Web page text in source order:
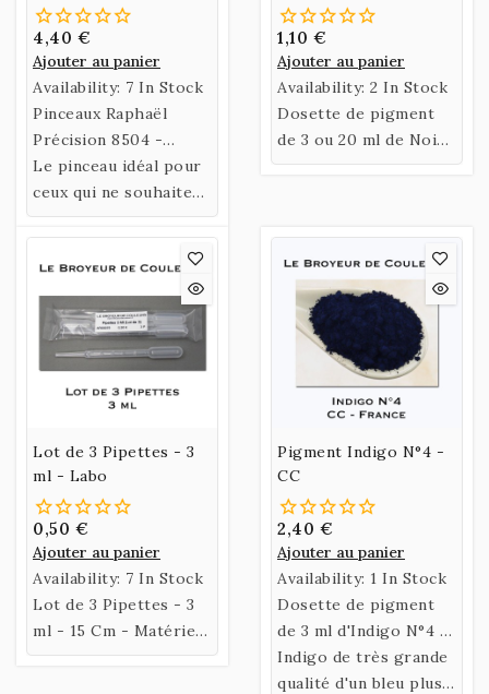
Imitation Martre
4,40 €
Ajouter au panier
Availability: 7 In Stock
Pinceaux Raphaël
Précision 8504 -
Imitation Martre -
Tailles T3/0 - T2/0 -
T0 - T1
Le pinceau idéal pour
ceux qui ne souhaitent
pas utiliser des
pinceaux en Martre
véritable
1,10 €
Ajouter au panier
Availability: 2 In Stock
Dosette de pigment
de 3 ou 20 ml de Noir
de Fumée.
Lot de 3 Pipettes - 3
ml - Labo
0,50 €
Ajouter au panier
Availability: 7 In Stock
Lot de 3 Pipettes - 3
ml - 15 Cm - Matériel
de Laboratoire
Pigment Indigo N°4 -
CC
2,40 €
Ajouter au panier
Availability: 1 In Stock
Dosette de pigment
de 3 ml d'Indigo N°4 -
CC.
Indigo de très grande
qualité d'un bleu plus